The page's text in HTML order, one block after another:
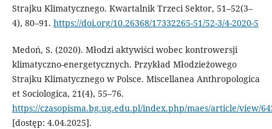
Strajku Klimatycznego. Kwartalnik Trzeci Sektor, 51–52(3–
4), 80–91. https://doi.org/10.26368/17332265-51/52-3/4-2020-5
Medoń, S. (2020). Młodzi aktywiści wobec kontrowersji
klimatyczno-energetycznych. Przykład Młodzieżowego
Strajku Klimatycznego w Polsce. Miscellanea Anthropologica
et Sociologica, 21(4), 55–76.
https://czasopisma.bg.ug.edu.pl/index.php/maes/article/view/
[dostęp: 4.04.2025].